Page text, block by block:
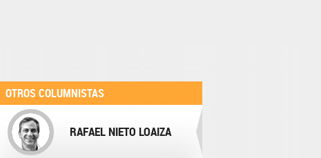
OTROS COLUMNISTAS
RAFAEL NIETO LOAIZA